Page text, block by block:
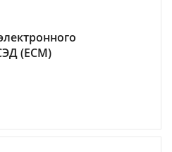
(ECM)